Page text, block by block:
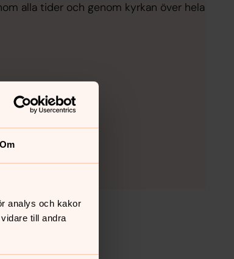
Om
analys och kakor
till andra
alla tider och genom kyrkan över hela